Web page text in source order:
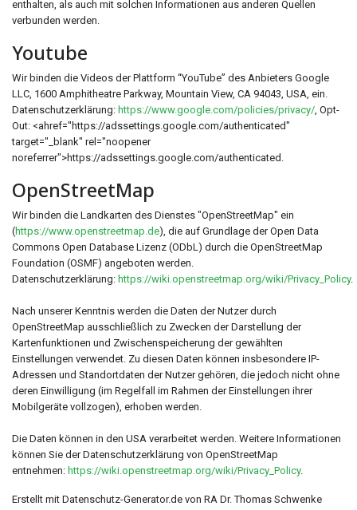
enthalten, als auch mit solchen Informationen aus anderen Quellen
verbunden werden.
Youtube
Wir binden die Videos der Plattform “YouTube” des Anbieters Google
LLC, 1600 Amphitheatre Parkway, Mountain View, CA 94043, USA, ein.
Datenschutzerklärung: https://www.google.com/policies/privacy/, Opt-
Out: <ahref="https://adssettings.google.com/authenticated"
target="_blank" rel="noopener
noreferrer">https://adssettings.google.com/authenticated.
OpenStreetMap
Wir binden die Landkarten des Dienstes "OpenStreetMap" ein
(https://www.openstreetmap.de), die auf Grundlage der Open Data
Commons Open Database Lizenz (ODbL) durch die OpenStreetMap
Foundation (OSMF) angeboten werden.
Datenschutzerklärung: https://wiki.openstreetmap.org/wiki/Privacy_Policy.
Nach unserer Kenntnis werden die Daten der Nutzer durch
OpenStreetMap ausschließlich zu Zwecken der Darstellung der
Kartenfunktionen und Zwischenspeicherung der gewählten
Einstellungen verwendet. Zu diesen Daten können insbesondere IP-
Adressen und Standortdaten der Nutzer gehören, die jedoch nicht ohne
deren Einwilligung (im Regelfall im Rahmen der Einstellungen ihrer
Mobilgeräte vollzogen), erhoben werden.
Die Daten können in den USA verarbeitet werden. Weitere Informationen
können Sie der Datenschutzerklärung von OpenStreetMap
entnehmen: https://wiki.openstreetmap.org/wiki/Privacy_Policy.
Erstellt mit Datenschutz-Generator.de von RA Dr. Thomas Schwenke